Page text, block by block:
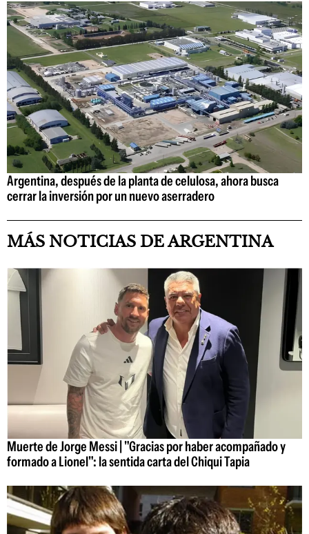
Argentina, después de la planta de celulosa, ahora busca
cerrar la inversión por un nuevo aserradero
MÁS NOTICIAS DE ARGENTINA
Muerte de Jorge Messi | "Gracias por haber acompañado y
formado a Lionel": la sentida carta del Chiqui Tapia